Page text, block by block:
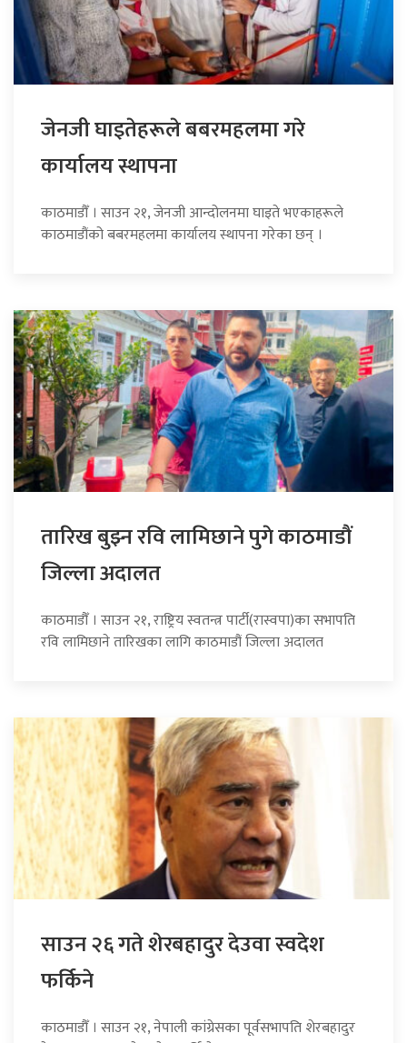
जेनजी घाइतेहरूले बबरमहलमा गरे
कार्यालय स्थापना
काठमाडौँ । साउन २१, जेनजी आन्दोलनमा घाइते भएकाहरूले
काठमाडौंको बबरमहलमा कार्यालय स्थापना गरेका छन् ।
तारिख बुझ्न रवि लामिछाने पुगे काठमाडौं
जिल्ला अदालत
काठमाडौँ । साउन २१, राष्ट्रिय स्वतन्त्र पार्टी(रास्वपा)का सभापति
रवि लामिछाने तारिखका लागि काठमाडौं जिल्ला अदालत
साउन २६ गते शेरबहादुर देउवा स्वदेश
फर्किने
काठमाडौँ । साउन २१, नेपाली कांग्रेसका पूर्वसभापति शेरबहादुर